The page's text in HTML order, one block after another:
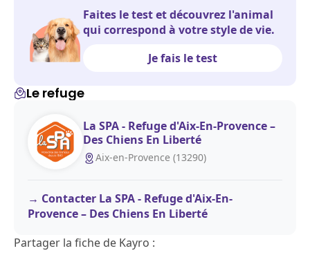
Faites le test et découvrez l'animal
qui correspond à votre style de vie.
Je fais le test
Le refuge
La SPA - Refuge d'Aix-En-Provence –
Des Chiens En Liberté
Aix-en-Provence (13290)
Contacter La SPA - Refuge d'Aix-En-
Provence – Des Chiens En Liberté
Partager la fiche de Kayro :